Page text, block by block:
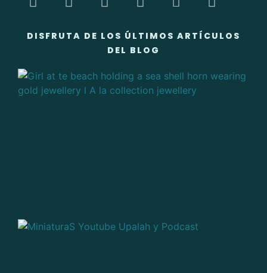
DISFRUTA DE LOS ÚLTIMOS ARTÍCULOS
DEL BLOG